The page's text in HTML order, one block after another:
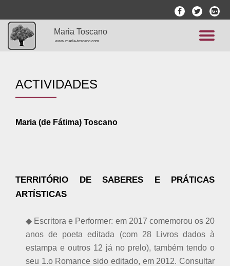
Skip
content
fa-
facebook
fa-
twitter
fa-
plus-
square
Maria Toscano
www.maria-toscano.com
ACTIVIDADES
Maria (de Fátima) Toscano
TERRITÓRIO DE SABERES E PRÁTICAS
ARTÍSTICAS
◆ Escritora e Performer: em 2017 comemorou os 20
anos de poeta editada (com 28 Livros dados à
estampa e outros 12 já no prelo), também tendo o
seu 1.o Romance sido editado, em 2012. Consultar